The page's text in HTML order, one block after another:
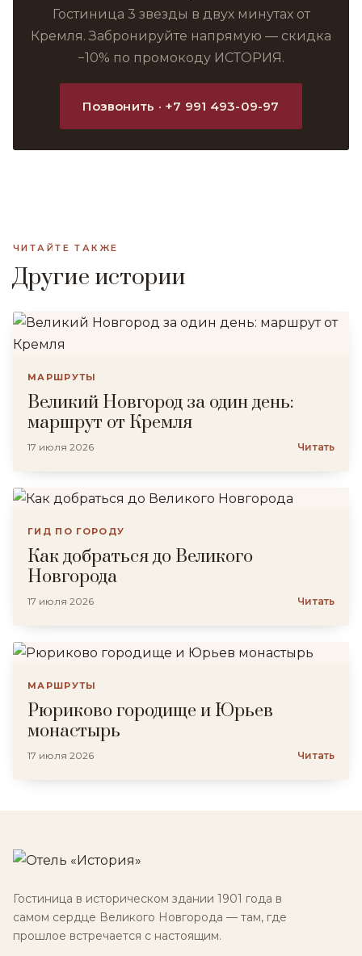
Гостиница 3 звезды в двух минутах от
Кремля. Забронируйте напрямую — скидка
−10% по промокоду ИСТОРИЯ.
Позвонить · +7 991 493-09-97
ЧИТАЙТЕ ТАКЖЕ
Другие истории
МАРШРУТЫ
Великий Новгород за один день:
маршрут от Кремля
17 июля 2026 Читать
ГИД ПО ГОРОДУ
Как добраться до Великого
Новгорода
17 июля 2026 Читать
МАРШРУТЫ
Рюриково городище и Юрьев
монастырь
17 июля 2026 Читать
Гостиница в историческом здании 1901 года в
самом сердце Великого Новгорода — там, где
прошлое встречается с настоящим.